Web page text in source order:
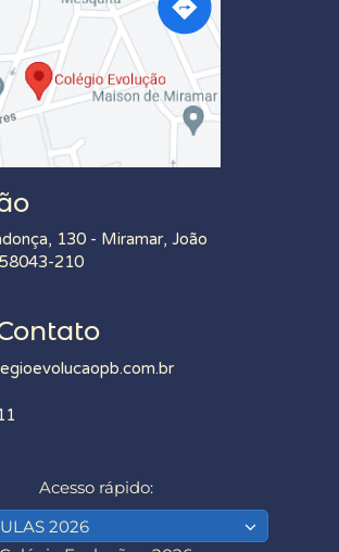
130 - Miramar, João
210
Acesso rápido:
2026